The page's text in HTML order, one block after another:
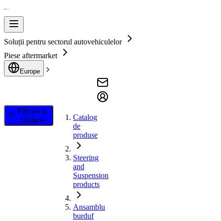
Soluții pentru sectorul autovehiculelor
Piese aftermarket
Europe
Filtrare și
căutare
Catalog
de
produse
Steering
and
Suspension
products
Ansamblu
burduf